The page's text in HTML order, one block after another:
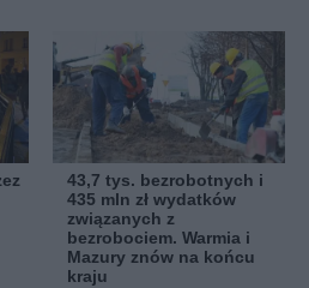
43,7 tys. bezrobotnych i
435 mln zł wydatków
związanych z
bezrobociem. Warmia i
Mazury znów na końcu
kraju